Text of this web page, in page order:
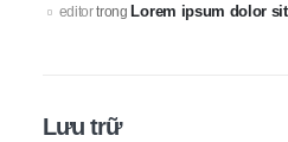
editortrong Lorem ipsum dolor
Lưu trữ